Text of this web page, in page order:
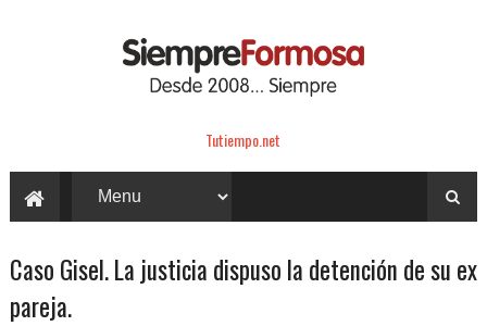
Tutiempo.net
Caso Gisel. La justicia dispuso la detención de su ex
pareja.